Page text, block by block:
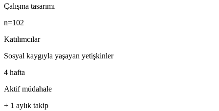
Çalışma tasarımı
n=102
Katılımcılar
Sosyal kaygıyla yaşayan yetişkinler
4 hafta
Aktif müdahale
+ 1 aylık takip